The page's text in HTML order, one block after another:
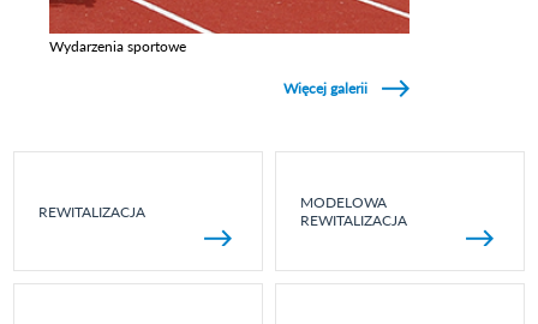
Wydarzenia sportowe
Więcej galerii
REWITALIZACJA
MODELOWA
REWITALIZACJA